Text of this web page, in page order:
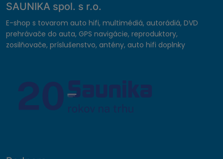
SAUNIKA spol. s r.o.
E-shop s tovarom auto hifi, multimédiá, autorádiá, DVD
prehrávače do auta, GPS navigácie, reproduktory,
zosilňovače, príslušenstvo, antény, auto hifi doplnky